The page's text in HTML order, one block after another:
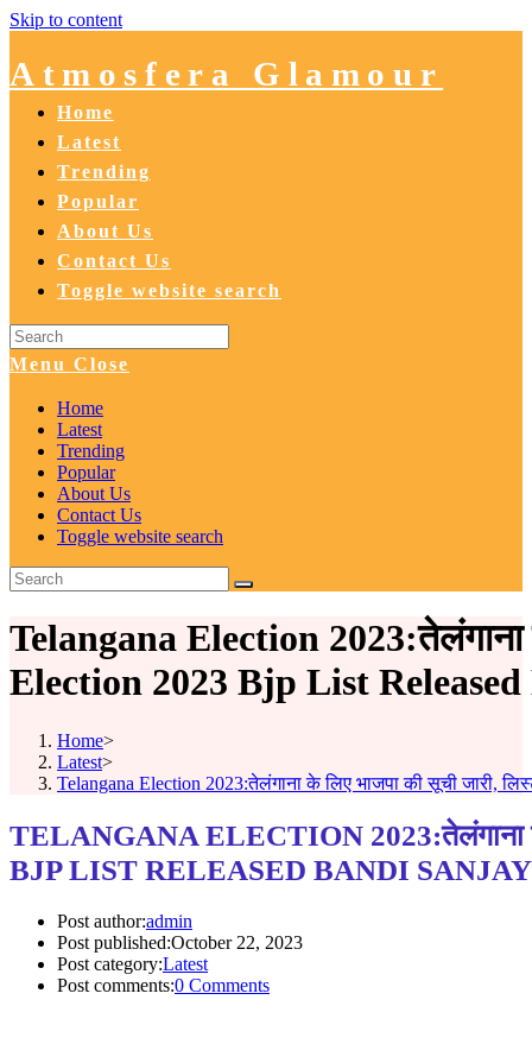
Skip to content
Atmosfera Glamour
Home
Latest
Trending
Popular
About Us
Contact Us
Toggle website search
Menu Close
Home
Latest
Trending
Popular
About Us
Contact Us
Toggle website search
Telangana Election 2023:तेलंगाना
Election 2023 Bjp List
Home>
Latest>
Telangana Election 2023:तेलंगाना के लिए भाजपा की सूची जारी,
TELANGANA ELECTION 2023:तेलंगाना
BJP LIST RELEASED BANDI
Post author:admin
Post published:October 22, 2023
Post category:Latest
Post comments:0 Comments